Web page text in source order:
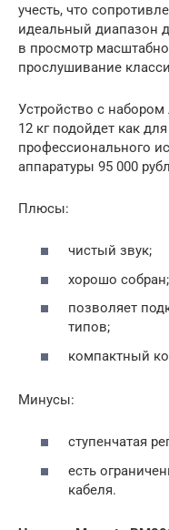
учесть, что
идеальный диапазон
в просмотр
прослушивание
Устройство с набором
12 кг подойдет как
профессионального
аппаратуры 95 000
Плюсы:
чистый звук;
хорошо собран;
позволяет
типов;
компактный
Минусы:
ступенчатая
есть
кабеля.